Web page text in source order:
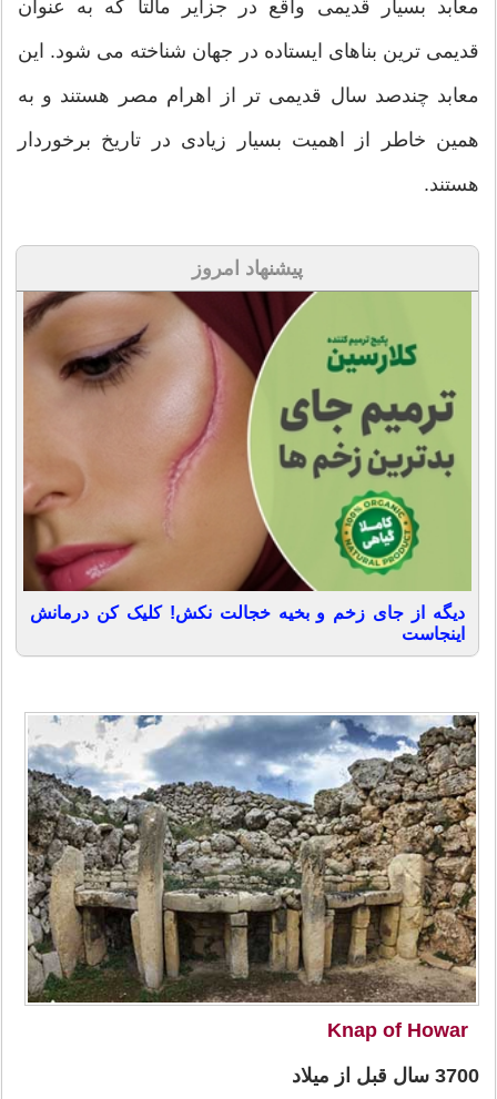
معابد بسیار قدیمی واقع در جزایر مالتا که به عنوان
قدیمی ترین بناهای ایستاده در جهان شناخته می شود. این
معابد چندصد سال قدیمی تر از اهرام مصر هستند و به
همین خاطر از اهمیت بسیار زیادی در تاریخ برخوردار
هستند.
پیشنهاد امروز
دیگه از جای زخم و بخیه خجالت نکش! کلیک کن درمانش
اینجاست
Knap of Howar
3700 سال قبل از میلاد